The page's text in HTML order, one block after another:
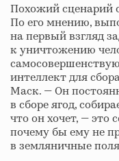
Похожий сценарий
По его мнению,
на первый взгляд
к уничтожению
интеллект для
Маск. — Он
в сборе ягод,
что он хочет, — это
почему бы ему не
в земляничные